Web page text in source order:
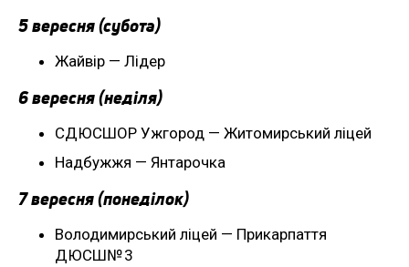
5 вересня (субота)
Жайвір — Лідер
6 вересня (неділя)
СДЮСШОР Ужгород — Житомирський ліцей
Надбужжя — Янтарочка
7 вересня (понеділок)
Володимирський ліцей — Прикарпаття
ДЮСШ№ 3